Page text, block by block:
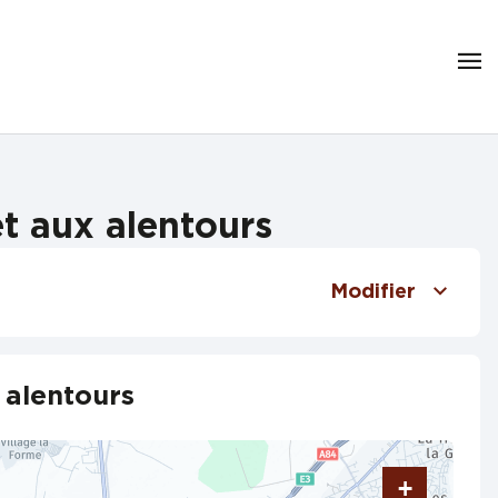
aux alentours
Modifier
alentours
+